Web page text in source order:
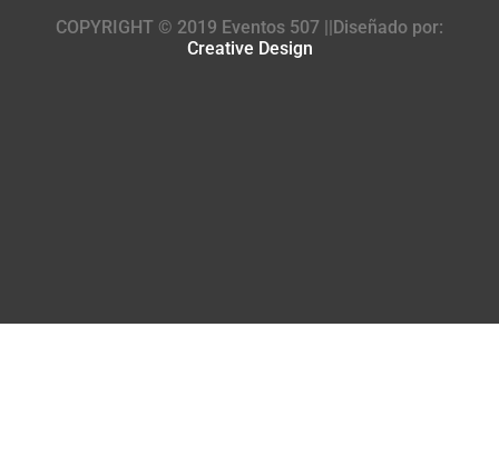
COPYRIGHT © 2019 Eventos 507 ||Diseñado por:
Creative Design